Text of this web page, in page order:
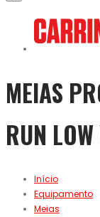
MEIAS
RUN
Início
Equipamento
Meias